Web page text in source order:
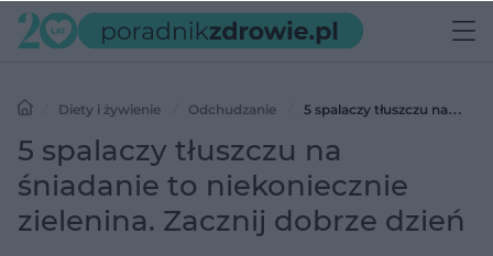
Diety i żywienie Odchudzanie
5 spalaczy tłuszczu na
śniadanie to niekoniecznie zielenina. Zacznij dobrze dzień
5 spalaczy tłuszczu na
śniadanie to niekoniecznie
zielenina. Zacznij dobrze dzień